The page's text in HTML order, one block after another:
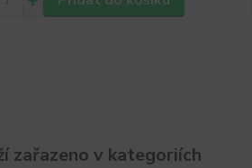
zařazeno v kategoriích